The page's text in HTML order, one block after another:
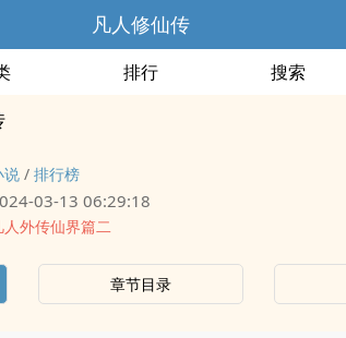
凡人修仙传
排行 搜索
说 / 排行榜
03-13 06:29:18
人外传仙界篇二
章节目录